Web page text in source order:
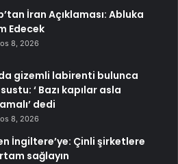
İran Açıklaması: Abluka
Edecek
8, 2026
gizemli labirenti bulunca
‘ Bazı kapılar asla
dedi
8, 2026
İngiltere’ye: Çinli şirketlere
sağlayın